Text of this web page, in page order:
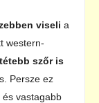
viseli a
western-
szőr is
Persze ez
és vastagabb